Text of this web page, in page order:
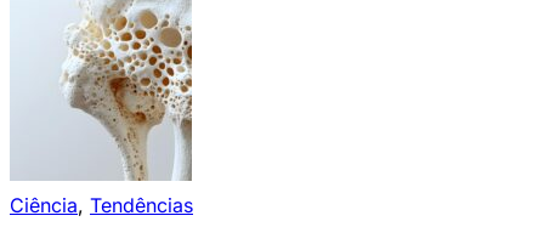
Ciência, Tendências